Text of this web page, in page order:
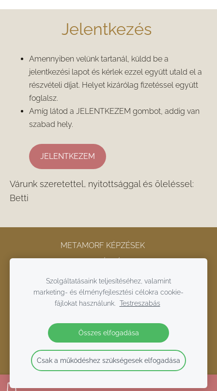
Jelentkezés
Amennyiben velünk tartanál, küldd be a
jelentkezési lapot és kérlek ezzel együtt utald el a
részvételi díjat. Helyet kizárólag fizetéssel együtt
foglalsz.
Amíg látod a JELENTKEZEM gombot, addig van
szabad hely.
JELENTKEZEM
Várunk szeretettel, nyitottsággal és öleléssel:
Betti
METAMORF KÉPZÉSEK
ÁSZF
ADATKEZELÉSI TÁJÉKOZTATÓ
COOKIE-FÁJLOK
2022 LENNELBOLDOGABB.COM
Szolgáltatásaink teljesítéséhez, valamint
marketing- és élményfejlesztési célokra cookie-
fájlokat használunk.
Testreszabás
Összes elfogadása
Csak a működéshez szükségesek elfogadása